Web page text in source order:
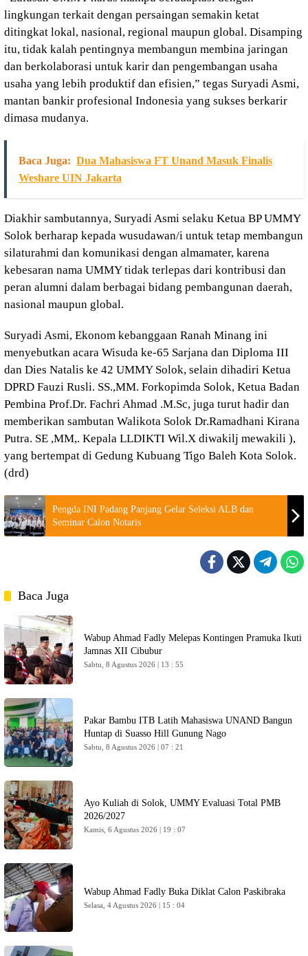
lingkungan terkait dengan persaingan semakin ketat
ditingkat lokal, nasional, regional maupun global. Disamping
itu, tidak kalah pentingnya membangun membina jaringan
dan berkolaborasi untuk karir dan pengembangan usaha
usaha yang lebih produktif dan efisien,” tegas Suryadi Asmi,
mantan bankir profesional Indonesia yang sukses berkarir
dimasa mudanya.
Baca Juga: Dua Mahasiswa FT Unand Masuk Finalis
Weshare UIN Jakarta
Diakhir sambutannya, Suryadi Asmi selaku Ketua BP UMMY
Solok berharap kepada wusudawan/i untuk tetap membangun
silaturahmi dan komunikasi dengan almamater, karena
kebesaran nama UMMY tidak terlepas dari kontribusi dan
peran alumni dalam berbagai bidang pembangunan daerah,
nasional maupun global.
Suryadi Asmi, Ekonom kebanggaan Ranah Minang ini
menyebutkan acara Wisuda ke-65 Sarjana dan Diploma III
dan Dies Natalis ke 42 UMMY Solok, selain dihadiri Ketua
DPRD Fauzi Rusli. SS.,MM. Forkopimda Solok, Ketua Badan
Pembina Prof.Dr. Fachri Ahmad .M.Sc, juga turut hadir dan
memberikan sambutan Walikota Solok Dr.Ramadhani Kirana
Putra. SE ,MM,. Kepala LLDIKTI Wil.X diwakilj mewakili ),
yang bertempat di Gedung Kubuang Tigo Baleh Kota Solok.
(drd)
Pengda INI Padang Panjang Gelar Seleksi ALB dan
Seminar Calon Notaris
Baca Juga
Wabup Ahmad Fadly Melepas Kontingen Pramuka Ikuti
Jamnas XII Cibubur
Sabtu, 8 Agustus 2026 | 13 : 55
Pakar Bambu ITB Latih Mahasiswa UNAND Bangun
Huntap di Suasso Hill Gunung Nago
Sabtu, 8 Agustus 2026 | 07 : 21
Ayo Kuliah di Solok, UMMY Evaluasi Total PMB
2026/2027
Kamis, 6 Agustus 2026 | 19 : 07
Wabup Ahmad Fadly Buka Diklat Calon Paskibraka
Selasa, 4 Agustus 2026 | 15 : 04